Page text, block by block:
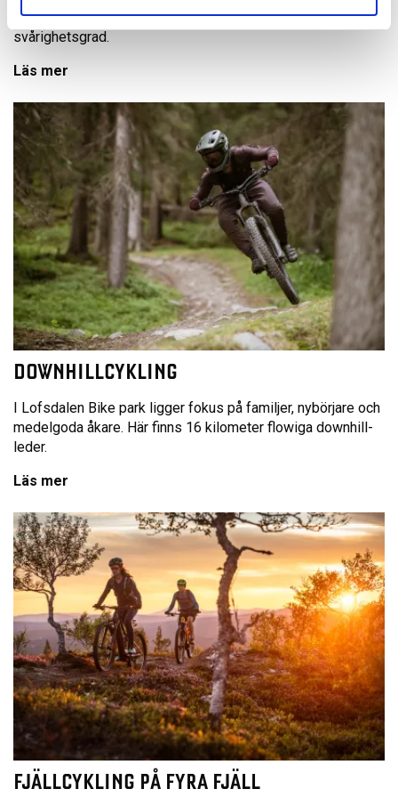
olika områden för stigcykling med leder i varierande
svårighetsgrad.
Läs mer
DOWNHILLCYKLING
I Lofsdalen Bike park ligger fokus på familjer, nybörjare och
medelgoda åkare. Här finns 16 kilometer flowiga downhill-
leder.
Läs mer
FJÄLLCYKLING PÅ FYRA FJÄLL